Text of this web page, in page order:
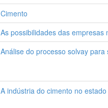
Cimento
As possibilidades das empresas
Análise do processo solvay
A indústria do cimento no